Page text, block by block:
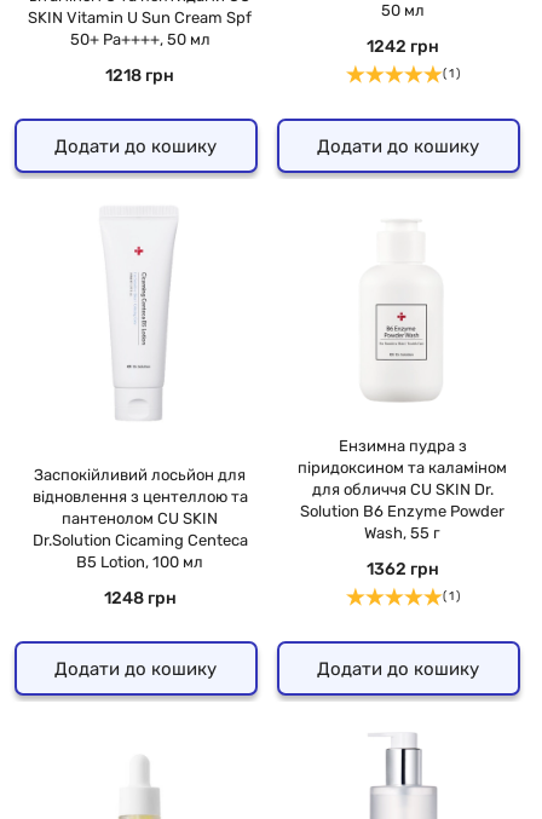
SKIN Vitamin U Sun Cream Spf
50+ Pa++++, 50 мл
1218 грн
Додати до кошику
50 мл
1242 грн
( 1 )
Додати до кошику
Заспокійливий лосьйон для
відновлення з центеллою та
пантенолом CU SKIN
Dr.Solution Cicaming Centeca
B5 Lotion, 100 мл
1248 грн
Додати до кошику
Ензимна пудра з
піридоксином та каламіном
для обличчя CU SKIN Dr.
Solution B6 Enzyme Powder
Wash, 55 г
1362 грн
( 1 )
Додати до кошику